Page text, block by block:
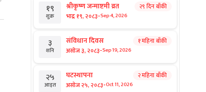
१९
शुक्र
श्रीकृष्ण जन्माष्टमी व्रत
भाद्र १९, २०८३-Sep 4, 2026
२९ दिन बाँकी
३
शनि
संविधान दिवस
असोज ३, २०८३-Sep 19, 2026
१ महिना बाँकी
२५
आइत
घटस्थापना
असोज २५, २०८३-Oct 11, 2026
२ महिना बाँकी